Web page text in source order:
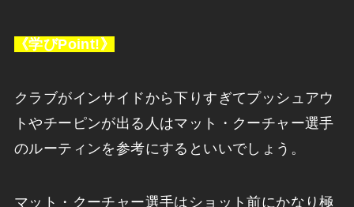
《学びPoint!》
クラブがインサイドから下りすぎてプッシュアウ
トやチーピンが出る人はマット・クーチャー選手
のルーティンを参考にするといいでしょう。
マット・クーチャー選手はショット前にかなり極